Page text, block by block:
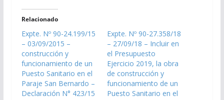
Relacionado
Expte. Nº 90-24.199/15
– 03/09/2015 –
construcción y
funcionamiento de un
Puesto Sanitario en el
Paraje San Bernardo –
Declaración N° 423/15
Expte. Nº 90-27.358/18
– 27/09/18 – Incluir en
el Presupuesto
Ejercicio 2019, la obra
de construcción y
funcionamiento de un
Puesto Sanitario en el